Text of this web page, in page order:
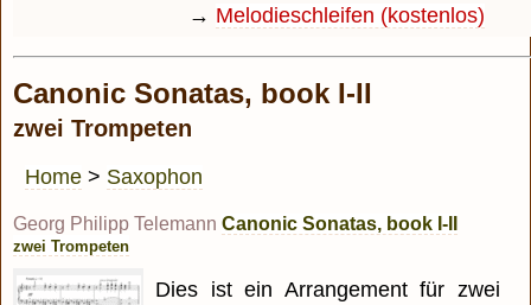
→ Melodieschleifen (kostenlos)
Canonic Sonatas, book I-II
zwei Trompeten
Home > Saxophon
Georg Philipp Telemann Canonic Sonatas, book I-II
zwei Trompeten
Dies ist ein Arrangement für zwei